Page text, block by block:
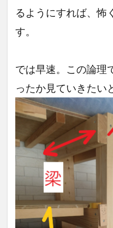
るようにすれば、怖
す。
では早速。この論理
ったか見ていきたい